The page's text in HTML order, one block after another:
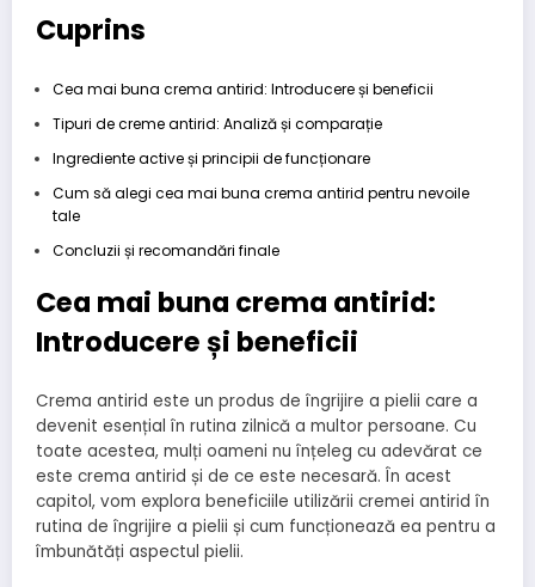
Cuprins
Cea mai buna crema antirid: Introducere și beneficii
Tipuri de creme antirid: Analiză și comparație
Ingrediente active și principii de funcționare
Cum să alegi cea mai buna crema antirid pentru nevoile
tale
Concluzii și recomandări finale
Cea mai buna crema antirid:
Introducere și beneficii
Crema antirid este un produs de îngrijire a pielii care a
devenit esențial în rutina zilnică a multor persoane. Cu
toate acestea, mulți oameni nu înțeleg cu adevărat ce
este crema antirid și de ce este necesară. În acest
capitol, vom explora beneficiile utilizării cremei antirid în
rutina de îngrijire a pielii și cum funcționează ea pentru a
îmbunătăți aspectul pielii.